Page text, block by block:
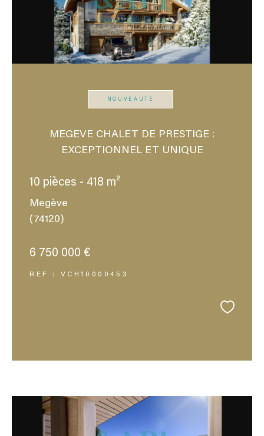
NOUVEAUTÉ
MEGEVE CHALET DE PRESTIGE :
EXCEPTIONNEL ET UNIQUE
10 pièces - 418 m²
Megève
(74120)
6 750 000 €
REF : VCH10000453